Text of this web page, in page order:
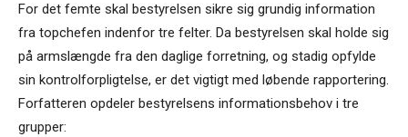
For det femte skal bestyrelsen sikre sig grundig information
fra topchefen indenfor tre felter. Da bestyrelsen skal holde sig
på armslængde fra den daglige forretning, og stadig opfylde
sin kontrolforpligtelse, er det vigtigt med løbende rapportering.
Forfatteren opdeler bestyrelsens informationsbehov i tre
grupper: